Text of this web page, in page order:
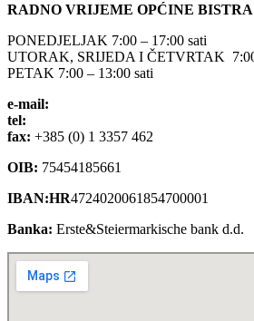
RADNO VRIJEME OPĆINE BISTRA
PONEDJELJAK 7:00 – 17:00 sati
UTORAK, SRIJEDA I ČETVRTAK
PETAK 7:00 – 13:00 sati
e-mail:
tel:
fax: +385 (0) 1 3357 462
OIB: 75454185661
IBAN:HR4724020061854700001
Banka: Erste&Steiermarkische bank d.d.